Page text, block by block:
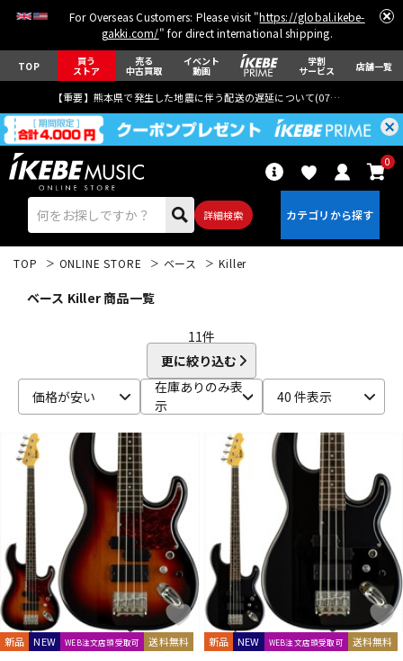
For Overseas Customers: Please visit "https://global.ikebe-
gakki.com/" for direct international shipping.
TOP 買う
ストア
売る
中古買取
イベント
動画
学割
サービス 店舗一覧
【重要】熊本県で発生した地震に伴う配送の遅延について(07月29日
詳細検索
0
ベース ウクレレ
ドラム パーカッション
キーボード 電子ピアノ
管楽器 その他楽器
TOP ONLINE STORE ベース Killer
ベース Killer 商品一覧
11件
更に絞り込む
価格が安い
在庫ありのみ表
示
40 件表示
新品 NEW WEB注文店頭受取可 送料無料 新品 NEW WEB注文店頭受取可 送料無料